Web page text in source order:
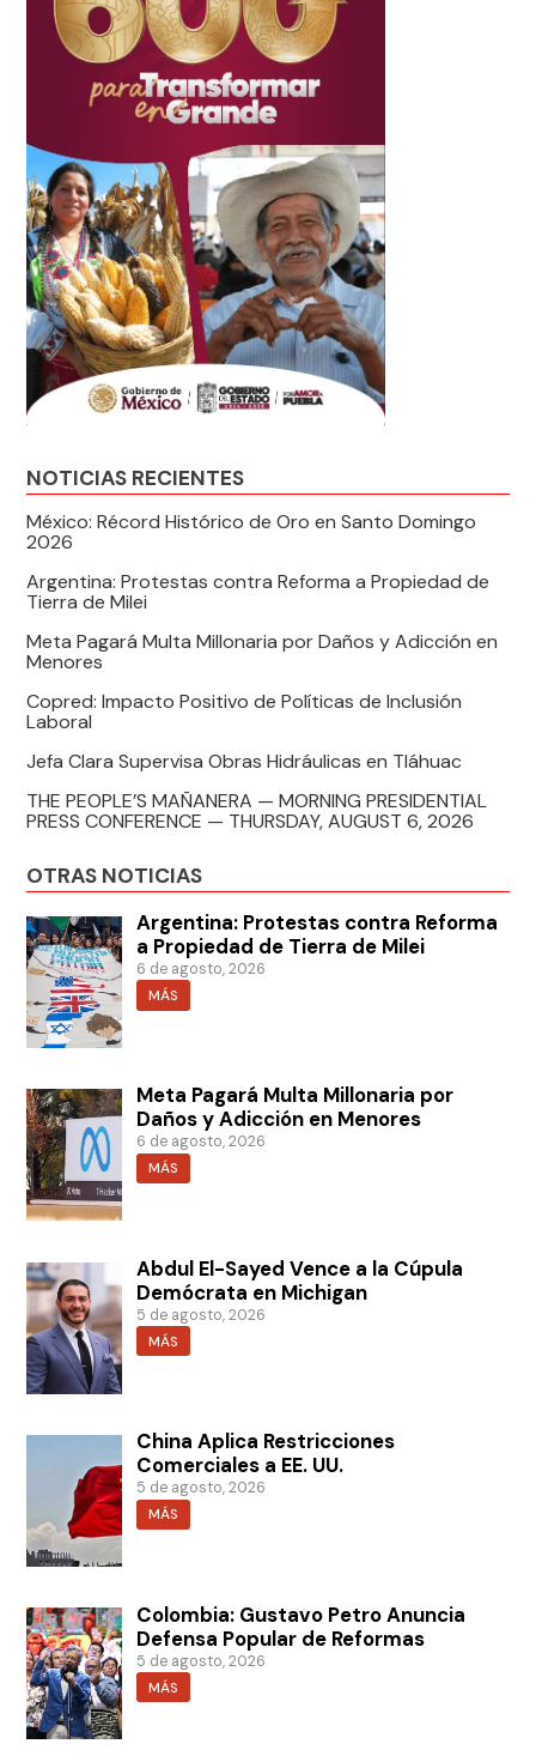
NOTICIAS RECIENTES
México: Récord Histórico de Oro en Santo Domingo
2026
Argentina: Protestas contra Reforma a Propiedad de
Tierra de Milei
Meta Pagará Multa Millonaria por Daños y Adicción en
Menores
Copred: Impacto Positivo de Políticas de Inclusión
Laboral
Jefa Clara Supervisa Obras Hidráulicas en Tláhuac
THE PEOPLE’S MAÑANERA — MORNING PRESIDENTIAL
PRESS CONFERENCE — THURSDAY, AUGUST 6, 2026
OTRAS NOTICIAS
Argentina: Protestas contra Reforma
a Propiedad de Tierra de Milei
6 de agosto, 2026
MÁS
Meta Pagará Multa Millonaria por
Daños y Adicción en Menores
6 de agosto, 2026
MÁS
Abdul El-Sayed Vence a la Cúpula
Demócrata en Michigan
5 de agosto, 2026
MÁS
China Aplica Restricciones
Comerciales a EE. UU.
5 de agosto, 2026
MÁS
Colombia: Gustavo Petro Anuncia
Defensa Popular de Reformas
5 de agosto, 2026
MÁS